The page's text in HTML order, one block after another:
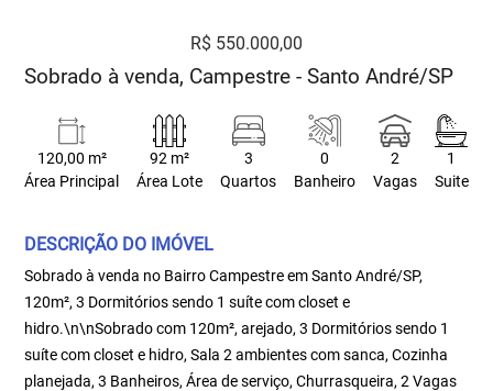
R$ 550.000,00
Sobrado à venda, Campestre - Santo André/SP
120,00 m²
Área Principal
92 m²
Área Lote
3
Quartos
0
Banheiro
2
Vagas
1
Suite
DESCRIÇÃO DO IMÓVEL
Sobrado à venda no Bairro Campestre em Santo André/SP,
120m², 3 Dormitórios sendo 1 suíte com closet e
hidro.\n\nSobrado com 120m², arejado, 3 Dormitórios sendo 1
suíte com closet e hidro, Sala 2 ambientes com sanca, Cozinha
planejada, 3 Banheiros, Área de serviço, Churrasqueira, 2 Vagas